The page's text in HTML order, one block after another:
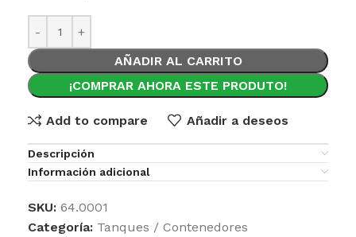
AÑADIR AL CARRITO
¡COMPRAR AHORA ESTE PRODUTO!
Add to compare Añadir a deseos
Descripción
Información adicional
SKU: 64.0001
Categoría: Tanques / Contenedores